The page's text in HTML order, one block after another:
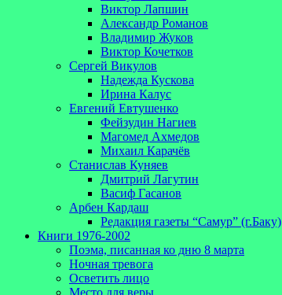
Виктор Лапшин
Александр Романов
Владимир Жуков
Виктор Кочетков
Сергей Викулов
Надежда Кускова
Ирина Калус
Евгений Евтушенко
Фейзудин Нагиев
Магомед Ахмедов
Михаил Карачёв
Станислав Куняев
Дмитрий Лагутин
Васиф Гасанов
Арбен Кардаш
Редакция газеты “Самур” (г.Баку)
Книги 1976-2002
Поэма, писанная ко дню 8 марта
Ночная тревога
Осветить лицо
Место для веры